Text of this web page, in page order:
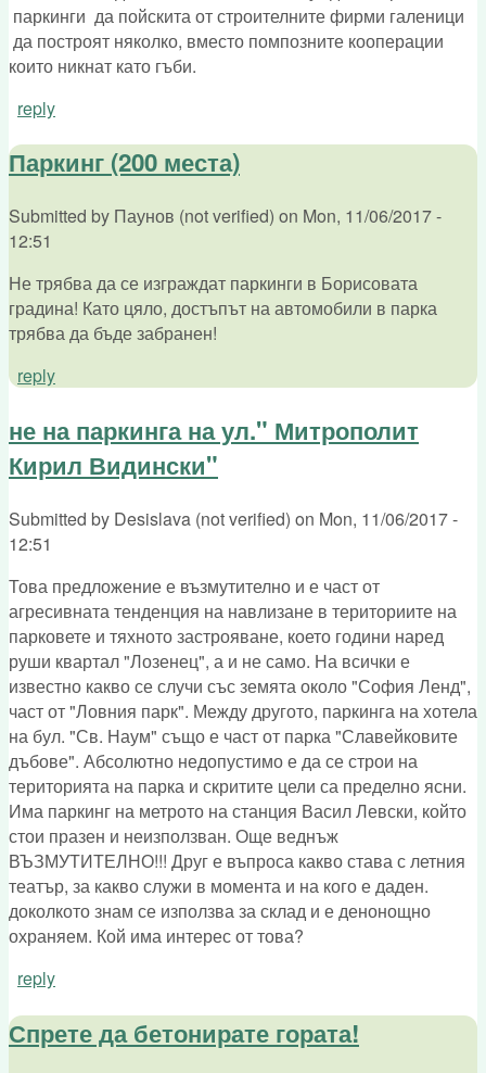
паркинги да пойскита от строителните фирми галеници
да построят няколко, вместо помпозните кооперации
които никнат като гъби.
reply
Паркинг (200 места)
Submitted by Паунов (not verified) on Mon, 11/06/2017 -
12:51
Не трябва да се изграждат паркинги в Борисовата
градина! Като цяло, достъпът на автомобили в парка
трябва да бъде забранен!
reply
не на паркинга на ул." Митрополит
Кирил Видински"
Submitted by Desislava (not verified) on Mon, 11/06/2017 -
12:51
Това предложение е възмутително и е част от
агресивната тенденция на навлизане в териториите на
парковете и тяхното застрояване, което години наред
руши квартал "Лозенец", а и не само. На всички е
известно какво се случи със земята около "София Ленд",
част от "Ловния парк". Между другото, паркинга на хотела
на бул. "Св. Наум" също е част от парка "Славейковите
дъбове". Абсолютно недопустимо е да се строи на
територията на парка и скритите цели са пределно ясни.
Има паркинг на метрото на станция Васил Левски, който
стои празен и неизползван. Още веднъж
ВЪЗМУТИТЕЛНО!!! Друг е въпроса какво става с летния
театър, за какво служи в момента и на кого е даден.
доколкото знам се използва за склад и е денонощно
охраняем. Кой има интерес от това?
reply
Спрете да бетонирате гората!